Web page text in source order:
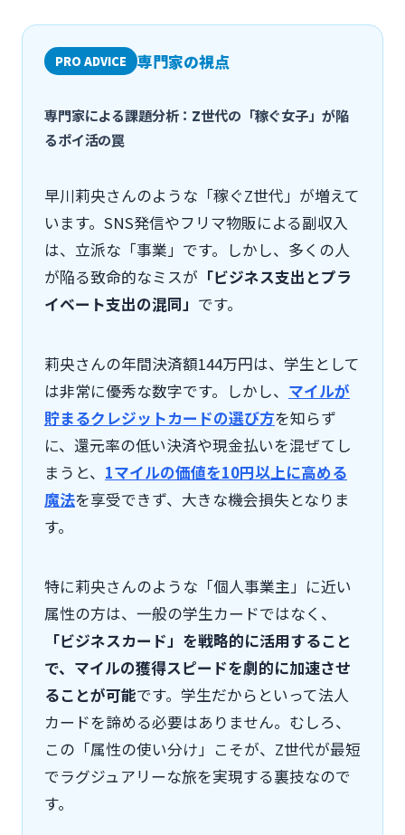
PRO ADVICE 専門家の視点
専門家による課題分析：Z世代の「稼ぐ女子」が陥
るポイ活の罠
早川莉央さんのような「稼ぐZ世代」が増えて
います。SNS発信やフリマ物販による副収入
は、立派な「事業」です。しかし、多くの人
が陥る致命的なミスが 「ビジネス支出とプラ
イベート支出の混同」 です。
莉央さんの年間決済額144万円は、学生として
は非常に優秀な数字です。しかし、 マイルが
貯まるクレジットカードの選び方を知らず
に、還元率の低い決済や現金払いを混ぜてし
まうと、 1マイルの価値を10円以上に高める
魔法を享受できず、大きな機会損失となりま
す。
特に莉央さんのような「個人事業主」に近い
属性の方は、一般の学生カードではなく、
「ビジネスカード」を戦略的に活用すること
で、マイルの獲得スピードを劇的に加速させ
ることが可能です。学生だからといって法人
カードを諦める必要はありません。むしろ、
この「属性の使い分け」こそが、Z世代が最短
でラグジュアリーな旅を実現する裏技なので
す。